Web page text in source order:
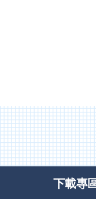
下載專